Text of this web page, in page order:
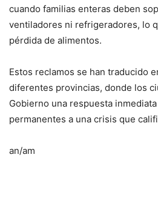
cuando familias enteras deben
ventiladores ni refrigeradores, lo
pérdida de alimentos.
Estos reclamos se han traducido
diferentes provincias, donde los
Gobierno una respuesta
permanentes a una crisis que
an/am